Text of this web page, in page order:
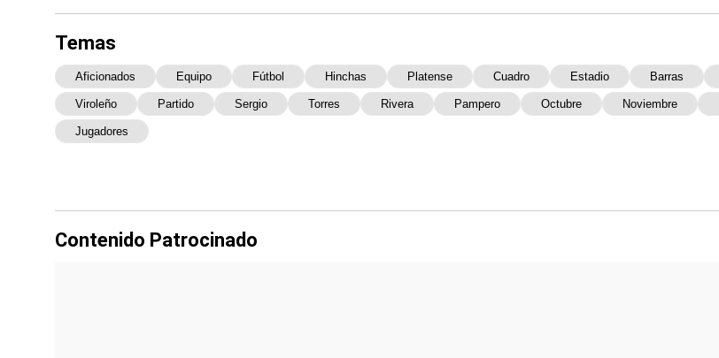
Temas
Aficionados Equipo Fútbol Hinchas Platense Cuadro Estadio Barras
Viroleño Partido Sergio Torres Rivera Pampero Octubre Noviembre
Jugadores
Contenido Patrocinado